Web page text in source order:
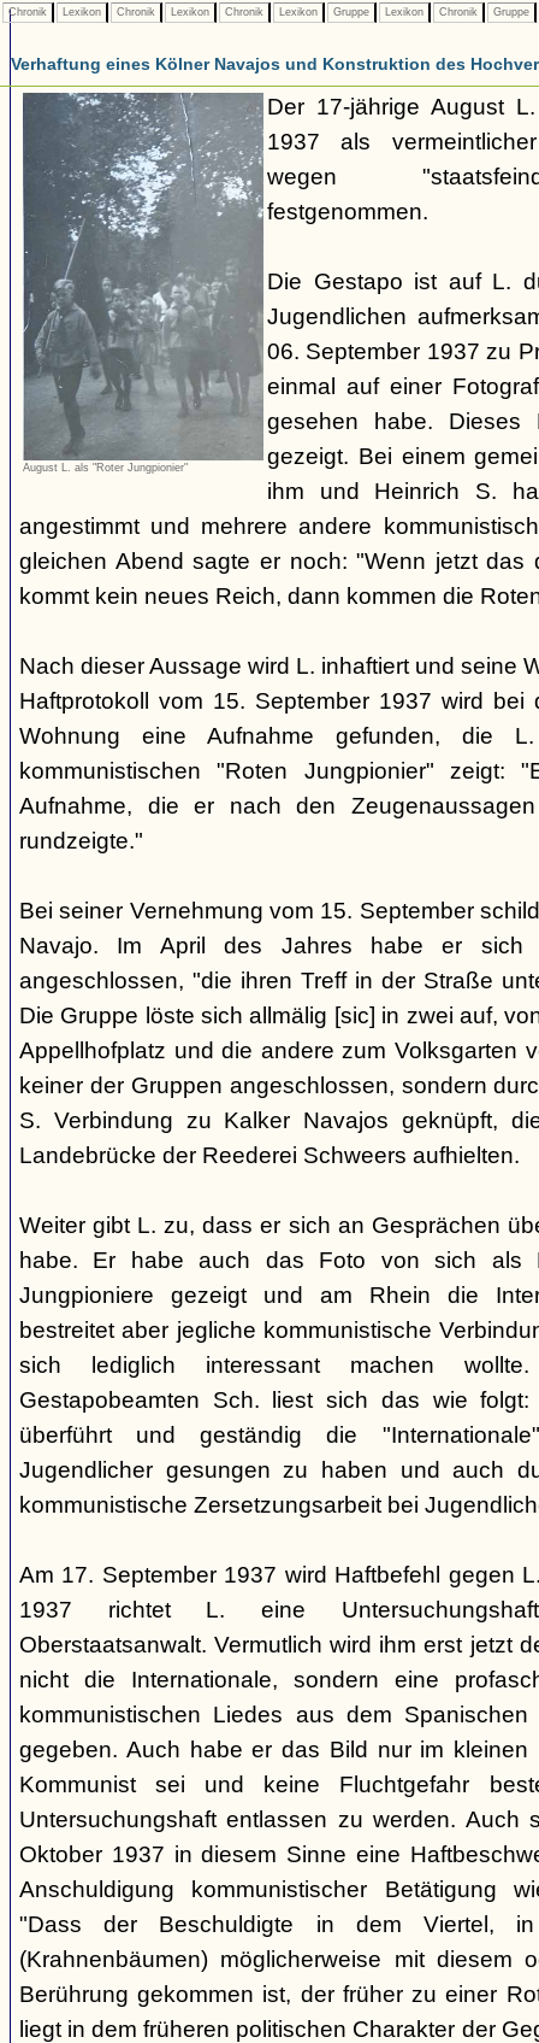
Chronik Lexikon Chronik Lexikon Chronik Lexikon Gruppe Lexikon Chronik Gruppe
Verhaftung eines Kölner Navajos und Konstruktion des
August L. als "Roter Jungpionier"
Der 17-jährige August
1937 als
wegen
festgenommen.
Die Gestapo ist auf L.
Jugendlichen
06. September 1937 zu
einmal auf einer
gesehen habe.
gezeigt. Bei einem
ihm und Heinrich S.
angestimmt und mehrere andere
gleichen Abend sagte er noch: "Wenn jetzt das
kommt kein neues Reich, dann kommen die
Nach dieser Aussage wird L. inhaftiert und seine
Haftprotokoll vom 15. September 1937 wird bei
Wohnung eine Aufnahme gefunden, die
kommunistischen "Roten Jungpionier" zeigt:
Aufnahme, die er nach den
rundzeigte."
Bei seiner Vernehmung vom 15. September
Navajo. Im April des Jahres habe er sich
angeschlossen, "die ihren Treff in der Straße
Die Gruppe löste sich allmälig [sic] in zwei auf,
Appellhofplatz und die andere zum Volksgarten
keiner der Gruppen angeschlossen, sondern
S. Verbindung zu Kalker Navajos geknüpft,
Landebrücke der Reederei Schweers aufhielten.
Weiter gibt L. zu, dass er sich an Gesprächen
habe. Er habe auch das Foto von sich als
Jungpioniere gezeigt und am Rhein die
bestreitet aber jegliche kommunistische
sich lediglich interessant machen
Gestapobeamten Sch. liest sich das wie
überführt und geständig die
Jugendlicher gesungen zu haben und auch
kommunistische Zersetzungsarbeit bei
Am 17. September 1937 wird Haftbefehl gegen
1937 richtet L. eine
Oberstaatsanwalt. Vermutlich wird ihm erst jetzt
nicht die Internationale, sondern eine
kommunistischen Liedes aus dem
gegeben. Auch habe er das Bild nur im
Kommunist sei und keine Fluchtgefahr
Untersuchungshaft entlassen zu werden. Auch
Oktober 1937 in diesem Sinne eine
Anschuldigung kommunistischer Betätigung
"Dass der Beschuldigte in dem Viertel,
(Krahnenbäumen) möglicherweise mit diesem
Berührung gekommen ist, der früher zu einer
liegt in dem früheren politischen Charakter der